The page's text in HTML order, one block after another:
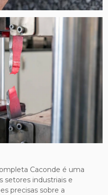
Caconde é uma
setores industriais e
precisas sobre a